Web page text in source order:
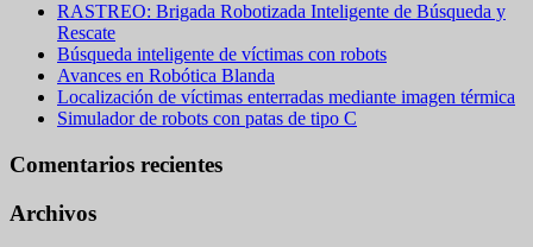
RASTREO: Brigada Robotizada Inteligente de Búsqueda y
Rescate
Búsqueda inteligente de víctimas con robots
Avances en Robótica Blanda
Localización de víctimas enterradas mediante imagen térmica
Simulador de robots con patas de tipo C
Comentarios recientes
Archivos